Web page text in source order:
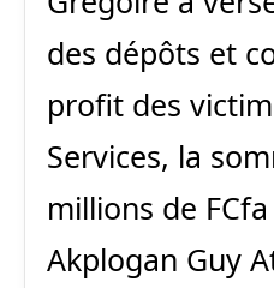
des dépôts et
profit des
Services, la
millions de
Akplogan Guy